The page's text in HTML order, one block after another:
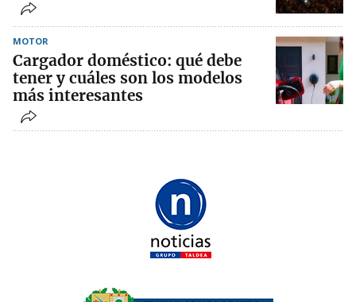
MOTOR
Cargador doméstico: qué debe
tener y cuáles son los modelos
más interesantes